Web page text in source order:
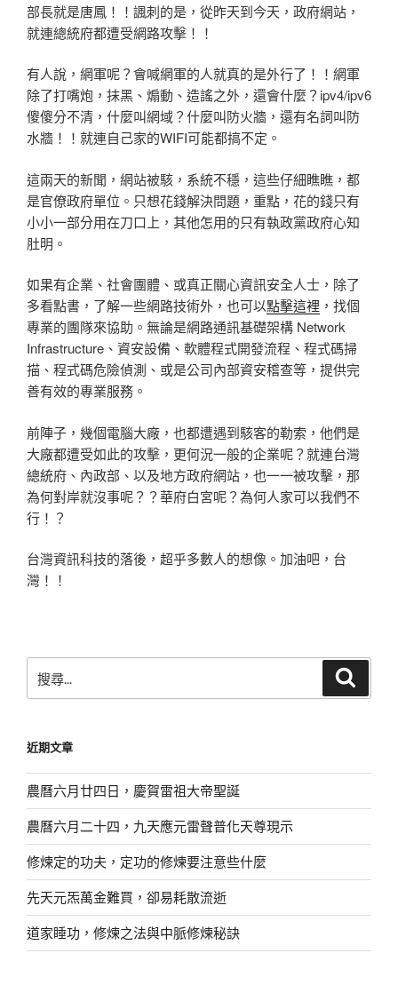
部長就是唐鳳！！諷刺的是，從昨天到今天，政府網站，
就連總統府都遭受網路攻擊！！
有人說，網軍呢？會喊網軍的人就真的是外行了！！網軍
除了打嘴炮，抹黑、煽動、造謠之外，還會什麼？ipv4/ipv6
傻傻分不清，什麼叫網域？什麼叫防火牆，還有名詞叫防
水牆！！就連自己家的WIFI可能都搞不定。
這兩天的新聞，網站被駭，系統不穩，這些仔細瞧瞧，都
是官僚政府單位。只想花錢解決問題，重點，花的錢只有
小小一部分用在刀口上，其他怎用的只有執政黨政府心知
肚明。
如果有企業、社會團體、或真正關心資訊安全人士，除了
多看點書，了解一些網路技術外，也可以點擊這裡 ，找個
專業的團隊來協助。無論是網路通訊基礎架構 Network
Infrastructure、資安設備、軟體程式開發流程、程式碼掃
描、程式碼危險偵測、或是公司內部資安稽查等，提供完
善有效的專業服務。
前陣子，幾個電腦大廠，也都遭遇到駭客的勒索，他們是
大廠都遭受如此的攻擊，更何況一般的企業呢？就連台灣
總統府、內政部、以及地方政府網站，也一一被攻擊，那
為何對岸就沒事呢？？華府白宮呢？為何人家可以我們不
行！？
台灣資訊科技的落後，超乎多數人的想像。加油吧，台
灣！！
尋
字:
近期文章
農曆六月廿四日，慶賀雷祖大帝聖誕
農曆六月二十四，九天應元雷聲普化天尊現示
修煉定的功夫，定功的修煉要注意些什麼
先天元炁萬金難買，卻易耗散流逝
道家睡功，修煉之法與中脈修煉秘訣